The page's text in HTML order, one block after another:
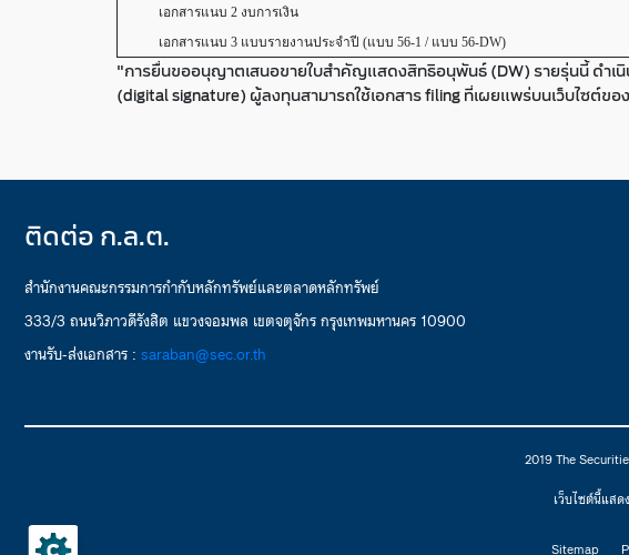
เอกสารแนบ 2 งบการเงิน
เอกสารแนบ 3 แบบรายงานประจำปี (แบบ 56-1 / แบบ 56-DW)
"การยื่นขออนุญาตเสนอขายใบสำคัญแสดงสิทธิอนุพันธ์ (DW) รายรุ่นนี้ ดำเ
(digital signature) ผู้ลงทุนสามารถใช้เอกสาร filing ที่เผยแพร่บนเว็บไซต์ข
ติดต่อ ก.ล.ต.
สำนักงานคณะกรรมการกำกับหลักทรัพย์และตลาดหลักทรัพย์
333/3 ถนนวิภาวดีรังสิต แขวงจอมพล เขตจตุจักร กรุงเทพมหานคร 10900
งานรับ-ส่งเอกสาร : saraban@sec.or.th
2019 The
เว็บไซต์นี้แส
Sitemap